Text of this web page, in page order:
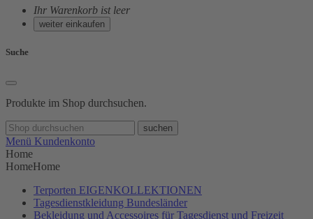
Ihr Warenkorb ist leer
weiter einkaufen
Suche
Produkte im Shop durchsuchen.
suchen
Menü Kundenkonto
Home
HomeHome
Terporten EIGENKOLLEKTIONEN
Tagesdienstkleidung Bundesländer
Bekleidung und Accessoires für Tagesdienst und Freizeit